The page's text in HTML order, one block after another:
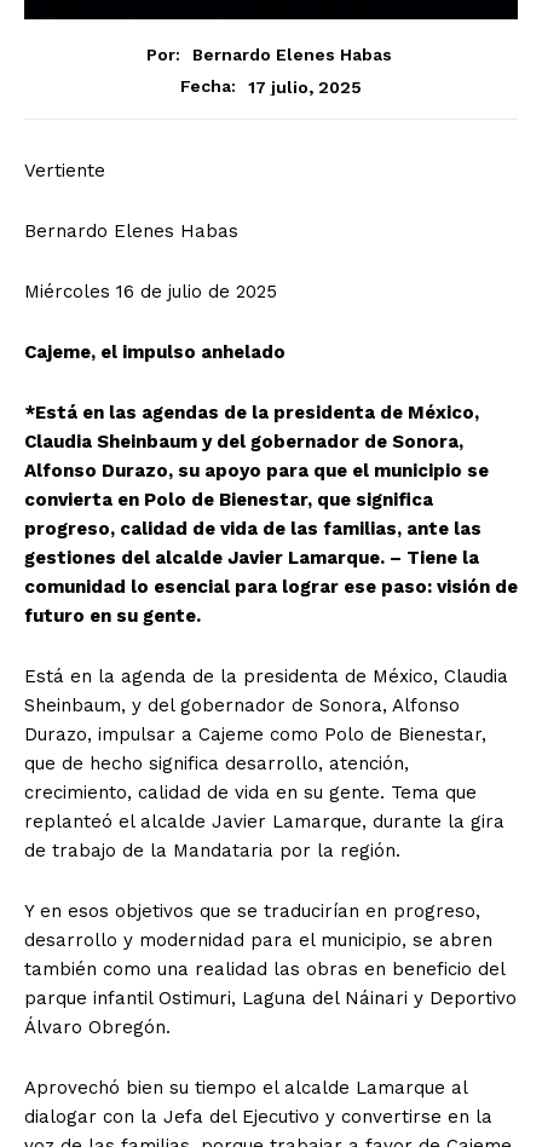
Por:
Bernardo Elenes Habas
Fecha:
17 julio, 2025
Vertiente
Bernardo Elenes Habas
Miércoles 16 de julio de 2025
Cajeme, el impulso anhelado
*Está en las agendas de la presidenta de México,
Claudia Sheinbaum y del gobernador de Sonora,
Alfonso Durazo, su apoyo para que el municipio se
convierta en Polo de Bienestar, que significa
progreso, calidad de vida de las familias, ante las
gestiones del alcalde Javier Lamarque. – Tiene la
comunidad lo esencial para lograr ese paso: visión de
futuro en su gente.
Está en la agenda de la presidenta de México, Claudia
Sheinbaum, y del gobernador de Sonora, Alfonso
Durazo, impulsar a Cajeme como Polo de Bienestar,
que de hecho significa desarrollo, atención,
crecimiento, calidad de vida en su gente. Tema que
replanteó el alcalde Javier Lamarque, durante la gira
de trabajo de la Mandataria por la región.
Y en esos objetivos que se traducirían en progreso,
desarrollo y modernidad para el municipio, se abren
también como una realidad las obras en beneficio del
parque infantil Ostimuri, Laguna del Náinari y Deportivo
Álvaro Obregón.
Aprovechó bien su tiempo el alcalde Lamarque al
dialogar con la Jefa del Ejecutivo y convertirse en la